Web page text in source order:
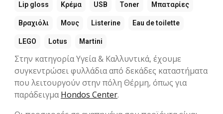
Lip gloss Κρέμα USB Toner Μπαταρίες
Βραχιόλι Μους Listerine Eau de toilette
LEGO Lotus Martini
Στην κατηγορία Υγεία & Καλλυντικά, έχουμε
συγκεντρώσει φυλλάδια από δεκάδες καταστήματα
που λειτουργούν στην πόλη Θέρμη, όπως για
παράδειγμαHondos Center.